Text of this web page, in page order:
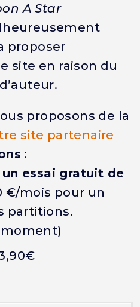
A Star
proposer
site en raison du
proposons de la
site partenaire
:
essai gratuit de
€/mois pour un
partitions.